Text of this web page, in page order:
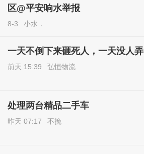
区@平安响水举报
8-3 小水．
一天不倒下来砸死人，一天没人弄
前天 15:39 弘恒物流
处理两台精品二手车
昨天 07:17 不挽